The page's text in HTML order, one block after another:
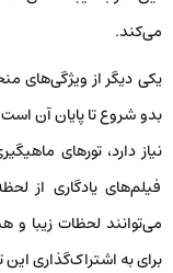
فعالیت عمدتاً به‌ صورت
برای علاقه‌مندان به
تورهای ماهیگیری در
هم برای ماهیگیران
درباره روش‌های مختلف
قایق‌های موتوری به